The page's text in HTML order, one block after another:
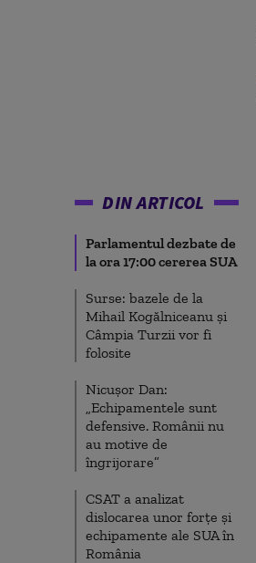
DIN ARTICOL
Parlamentul dezbate de
la ora 17:00 cererea SUA
Surse: bazele de la
Mihail Kogălniceanu și
Câmpia Turzii vor fi
folosite
Nicușor Dan:
„Echipamentele sunt
defensive. Românii nu
au motive de
îngrijorare”
CSAT a analizat
dislocarea unor forțe și
echipamente ale SUA în
România